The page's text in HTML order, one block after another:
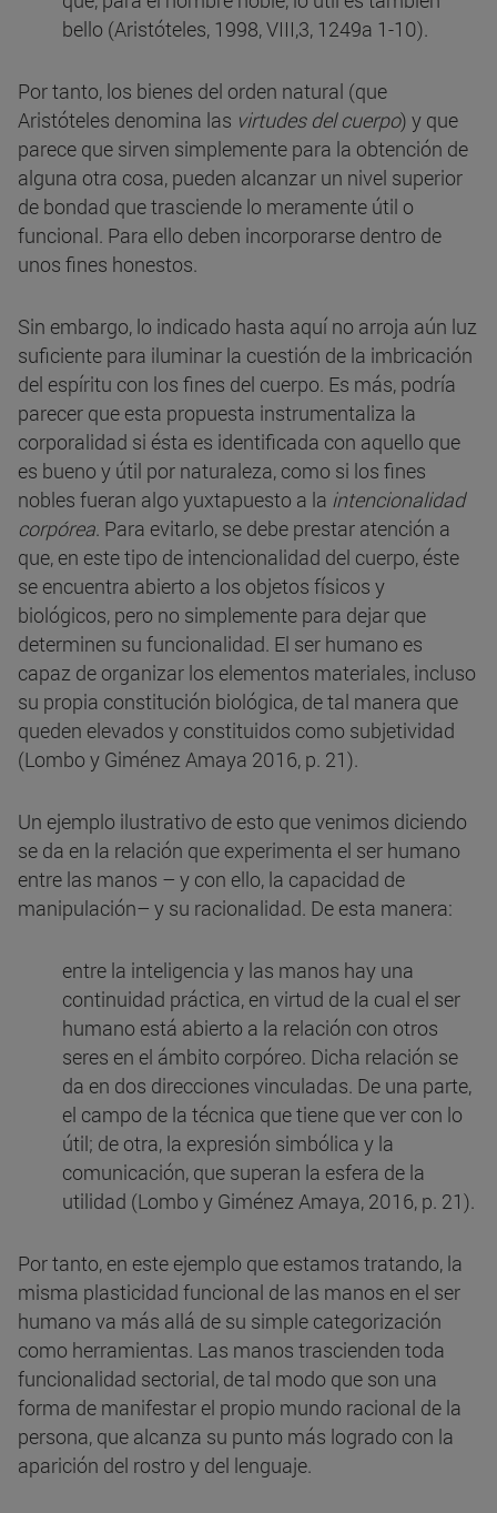
bello (Aristóteles, 1998, VIII,3, 1249a 1-10).
Por tanto, los bienes del orden natural (que
Aristóteles denomina las virtudes del cuerpo) y que
parece que sirven simplemente para la obtención de
alguna otra cosa, pueden alcanzar un nivel superior
de bondad que trasciende lo meramente útil o
funcional. Para ello deben incorporarse dentro de
unos fines honestos.
Sin embargo, lo indicado hasta aquí no arroja aún luz
suficiente para iluminar la cuestión de la imbricación
del espíritu con los fines del cuerpo. Es más, podría
parecer que esta propuesta instrumentaliza la
corporalidad si ésta es identificada con aquello que
es bueno y útil por naturaleza, como si los fines
nobles fueran algo yuxtapuesto a la intencionalidad
corpórea. Para evitarlo, se debe prestar atención a
que, en este tipo de intencionalidad del cuerpo, éste
se encuentra abierto a los objetos físicos y
biológicos, pero no simplemente para dejar que
determinen su funcionalidad. El ser humano es
capaz de organizar los elementos materiales, incluso
su propia constitución biológica, de tal manera que
queden elevados y constituidos como subjetividad
(Lombo y Giménez Amaya 2016, p. 21).
Un ejemplo ilustrativo de esto que venimos diciendo
se da en la relación que experimenta el ser humano
entre las manos – y con ello, la capacidad de
manipulación– y su racionalidad. De esta manera:
entre la inteligencia y las manos hay una
continuidad práctica, en virtud de la cual el ser
humano está abierto a la relación con otros
seres en el ámbito corpóreo. Dicha relación se
da en dos direcciones vinculadas. De una parte,
el campo de la técnica que tiene que ver con lo
útil; de otra, la expresión simbólica y la
comunicación, que superan la esfera de la
utilidad (Lombo y Giménez Amaya, 2016, p. 21).
Por tanto, en este ejemplo que estamos tratando, la
misma plasticidad funcional de las manos en el ser
humano va más allá de su simple categorización
como herramientas. Las manos trascienden toda
funcionalidad sectorial, de tal modo que son una
forma de manifestar el propio mundo racional de la
persona, que alcanza su punto más logrado con la
aparición del rostro y del lenguaje.